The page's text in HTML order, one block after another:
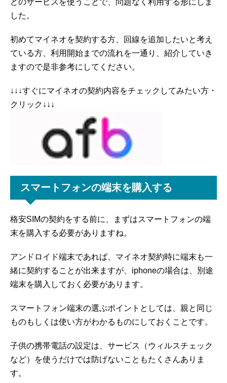
どのサービスを使うことで、問題なく利用する形にしま
した。
初めてマイネオを契約する方、回線を追加したいと考え
ている方、利用開始までの流れを一通り、紹介していき
ますので是非参考にしてください。
↓↓↓すぐにマイネオの契約内容をチェックしてみたい方・
クリック↓↓↓
スマートフォンの端末を購入する
格安SIMの契約をする前に、まずはスマートフォンの端
末を購入する必要がありますね。
アンドロイド端末であれば、マイネオ契約時に端末も一
緒に契約することが出来ますが、iphoneの場合は、別途
端末を購入しておく必要があります。
スマートフォン端末の選ぶポイントとしては、親と同じ
ものもしくは使い方がわかるものにしておくことです。
子供の携帯電話の設定は、サービス（ウィルスチェック
など）を使うだけでは防げないこともたくさんありま
す。